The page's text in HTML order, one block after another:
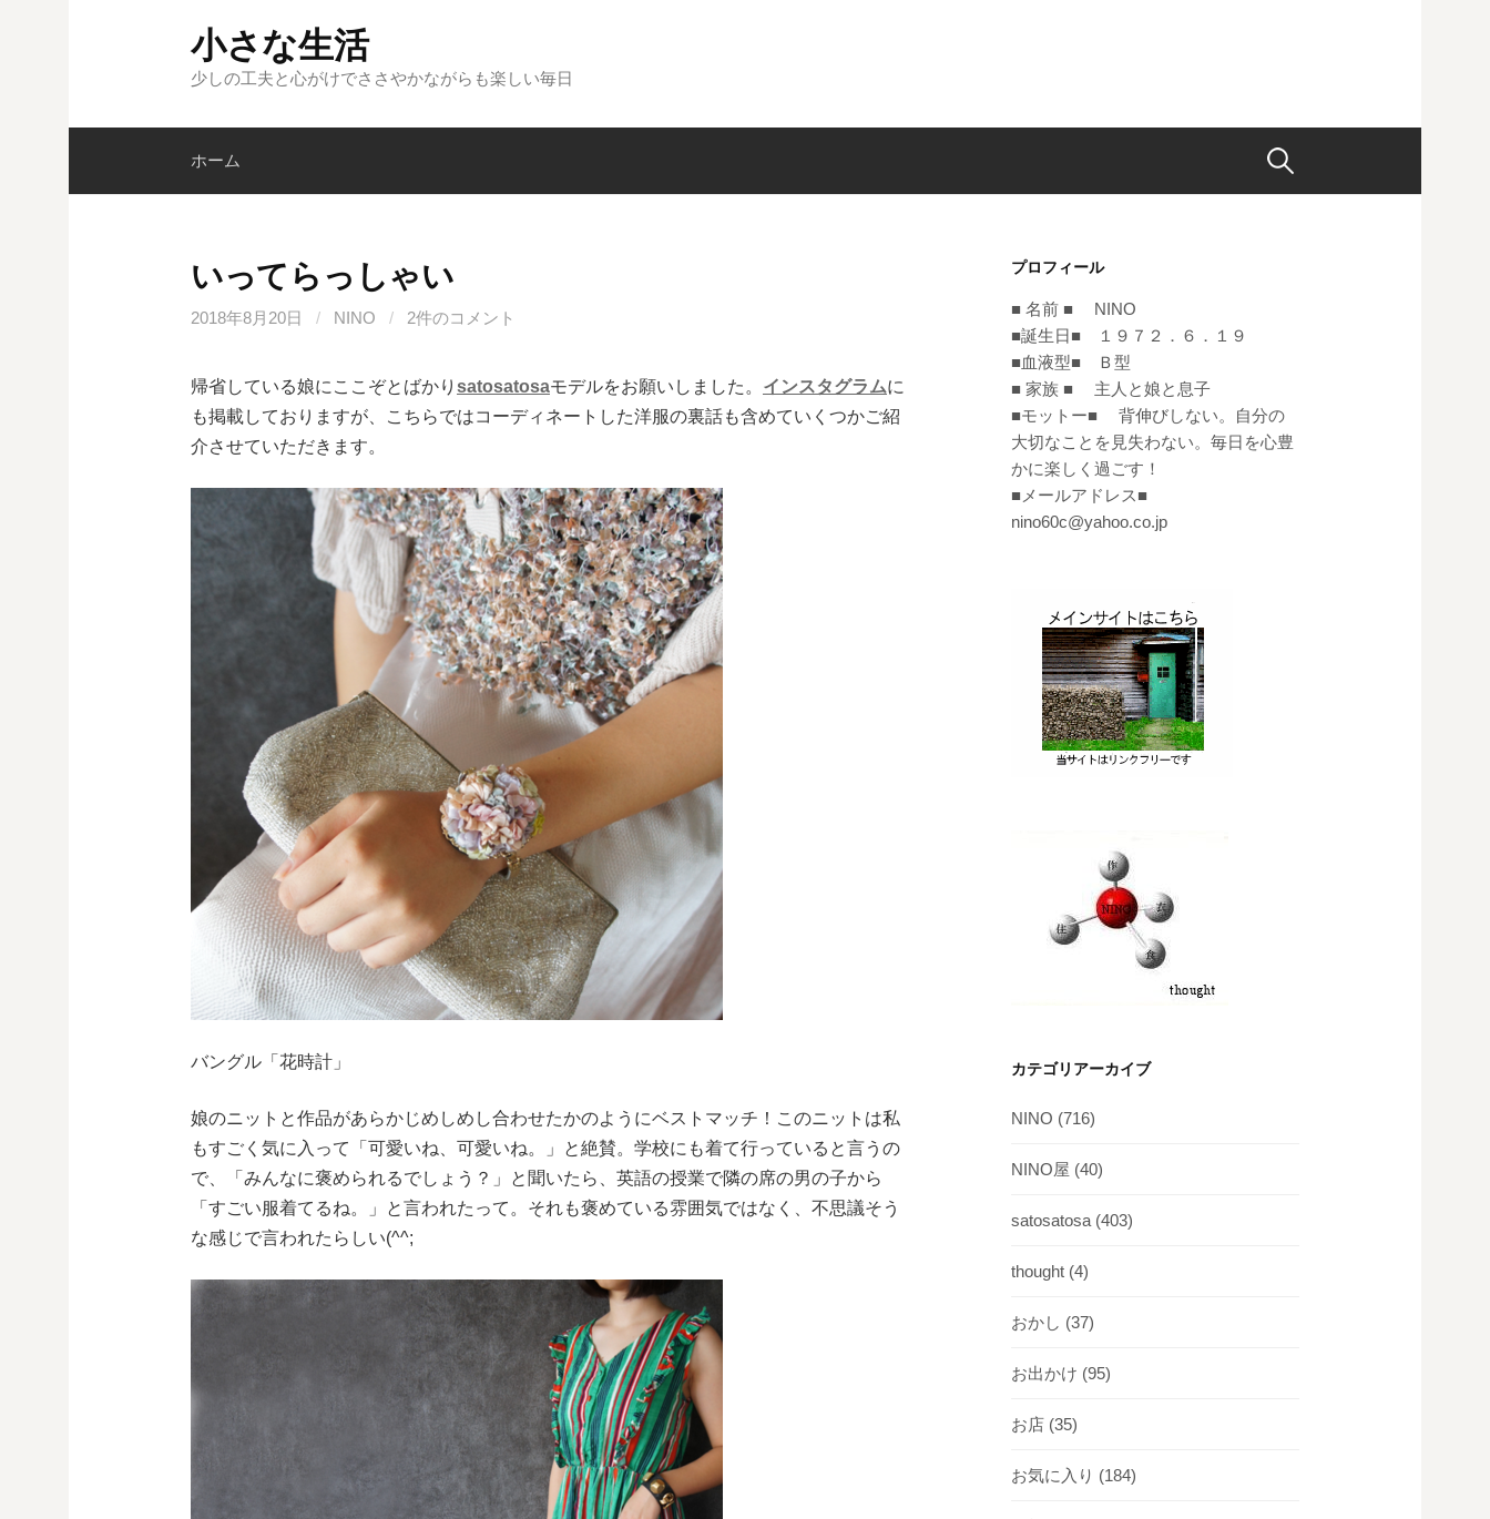
ツ
ス
小さな生活
少しの工夫と心がけでささやかながらも楽しい毎日
ホーム 検
いってらっしゃい
2018年8月20日 / NINO / 2件のコメント
帰省している娘にここぞとばかり satosatosaモデルをお願いしました。 インスタグラムに
も掲載しておりますが、こちらではコーディネートした洋服の裏話も含めていくつかご紹
介させていただきます。
バングル「花時計」
娘のニットと作品があらかじめしめし合わせたかのようにベストマッチ！このニットは私
もすごく気に入って「可愛いね、可愛いね。」と絶賛。学校にも着て行っていると言うの
で、「みんなに褒められるでしょう？」と聞いたら、英語の授業で隣の席の男の子から
「すごい服着てるね。」と言われたって。それも褒めている雰囲気ではなく、不思議そう
な感じで言われたらしい(^^;
プロフィール
■ 名前 ■ NINO
■誕生日■ １９７２．６．１９
■血液型■ Ｂ型
■ 家族 ■ 主人と娘と息子
■モットー■ 背伸びしない。自分の
大切なことを見失わない。毎日を心豊
かに楽しく過ごす！
■メールアドレス■
nino60c@yahoo.co.jp
カテゴリアーカイブ
NINO (716)
NINO屋 (40)
satosatosa (403)
thought (4)
おかし (37)
お出かけ (95)
お店 (35)
お気に入り (184)